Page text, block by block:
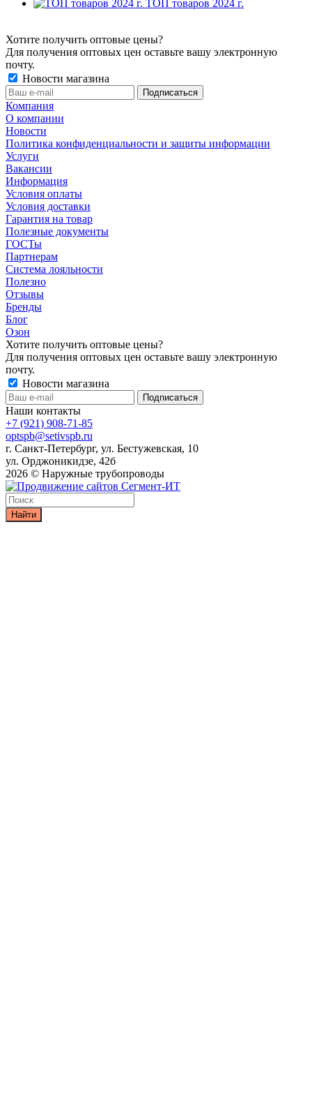
ТОП товаров 2024 г.
Хотите получить оптовые цены?
Для получения оптовых цен оставьте вашу электронную
почту.
Новости магазина
Компания
О компании
Новости
Политика конфиденциальности и защиты информации
Услуги
Вакансии
Информация
Условия оплаты
Условия доставки
Гарантия на товар
Полезные документы
ГОСТы
Партнерам
Система лояльности
Полезно
Отзывы
Бренды
Блог
Озон
Хотите получить оптовые цены?
Для получения оптовых цен оставьте вашу электронную
почту.
Новости магазина
Наши контакты
+7 (921) 908-71-85
optspb@setivspb.ru
г. Санкт-Петербург, ул. Бестужевская, 10
ул. Орджоникидзе, 42б
2026 © Наружные трубопроводы
Найти